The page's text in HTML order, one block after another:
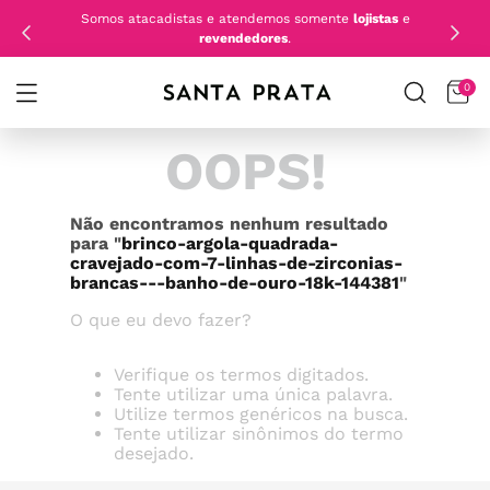
Somos atacadistas e atendemos somente lojistase
revendedores.
0
OOPS!
Não encontramos nenhum resultado
para "brinco-argola-quadrada-
cravejado-com-7-linhas-de-zirconias-
brancas---banho-de-ouro-18k-144381"
O que eu devo fazer?
Verifique os termos digitados.
Tente utilizar uma única palavra.
Utilize termos genéricos na busca.
Tente utilizar sinônimos do termo
desejado.